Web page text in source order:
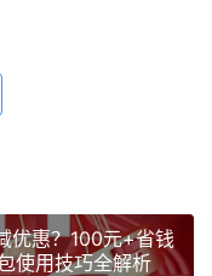
优惠？100元+省钱
使用技巧全解析